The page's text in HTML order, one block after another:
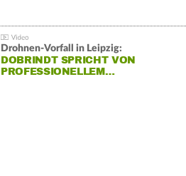
Drohnen-Vorfall in Leipzig:
DOBRINDT SPRICHT VON
PROFESSIONELLEM…